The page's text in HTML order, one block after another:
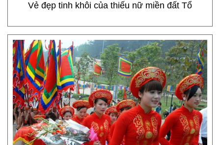
Vẻ đẹp tinh khôi của thiếu nữ miền đất Tổ